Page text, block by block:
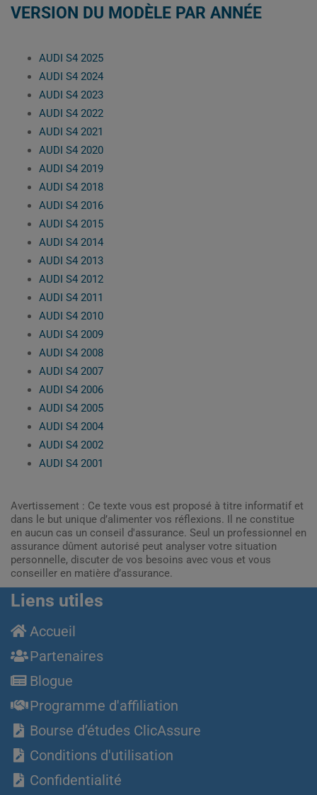
VERSION DU MODÈLE PAR ANNÉE
AUDI S4 2025
AUDI S4 2024
AUDI S4 2023
AUDI S4 2022
AUDI S4 2021
AUDI S4 2020
AUDI S4 2019
AUDI S4 2018
AUDI S4 2016
AUDI S4 2015
AUDI S4 2014
AUDI S4 2013
AUDI S4 2012
AUDI S4 2011
AUDI S4 2010
AUDI S4 2009
AUDI S4 2008
AUDI S4 2007
AUDI S4 2006
AUDI S4 2005
AUDI S4 2004
AUDI S4 2002
AUDI S4 2001
Avertissement : Ce texte vous est proposé à titre informatif et
dans le but unique d’alimenter vos réflexions. Il ne constitue
en aucun cas un conseil d'assurance. Seul un professionnel en
assurance dûment autorisé peut analyser votre situation
personnelle, discuter de vos besoins avec vous et vous
conseiller en matière d’assurance.
Liens utiles
Accueil
Partenaires
Blogue
Programme d'affiliation
Bourse d’études ClicAssure
Conditions d'utilisation
Confidentialité